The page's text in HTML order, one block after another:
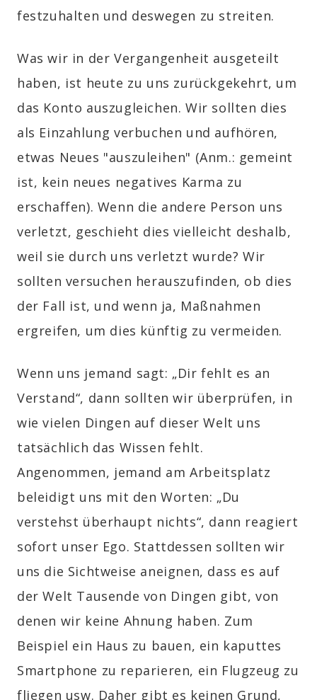
festzuhalten und deswegen zu streiten.
Was wir in der Vergangenheit ausgeteilt
haben, ist heute zu uns zurückgekehrt, um
das Konto auszugleichen. Wir sollten dies
als Einzahlung verbuchen und aufhören,
etwas Neues "auszuleihen" (Anm.: gemeint
ist, kein neues negatives Karma zu
erschaffen). Wenn die andere Person uns
verletzt, geschieht dies vielleicht deshalb,
weil sie durch uns verletzt wurde? Wir
sollten versuchen herauszufinden, ob dies
der Fall ist, und wenn ja, Maßnahmen
ergreifen, um dies künftig zu vermeiden.
Wenn uns jemand sagt: „Dir fehlt es an
Verstand“, dann sollten wir überprüfen, in
wie vielen Dingen auf dieser Welt uns
tatsächlich das Wissen fehlt.
Angenommen, jemand am Arbeitsplatz
beleidigt uns mit den Worten: „Du
verstehst überhaupt nichts“, dann reagiert
sofort unser Ego. Stattdessen sollten wir
uns die Sichtweise aneignen, dass es auf
der Welt Tausende von Dingen gibt, von
denen wir keine Ahnung haben. Zum
Beispiel ein Haus zu bauen, ein kaputtes
Smartphone zu reparieren, ein Flugzeug zu
fliegen usw. Daher gibt es keinen Grund,